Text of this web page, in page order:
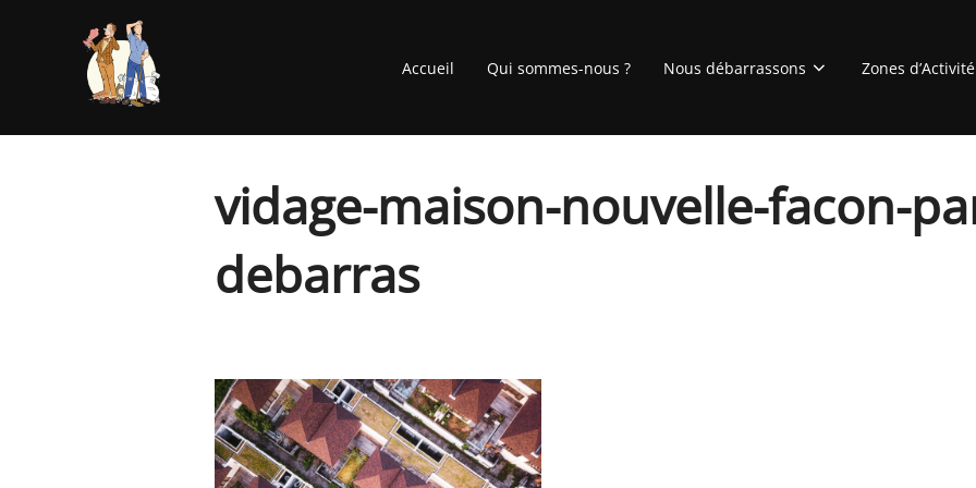
Accueil Qui sommes-nous ? Nous débarrassons Zones d’Activité
vidage-maison-nouvelle-facon-
debarras